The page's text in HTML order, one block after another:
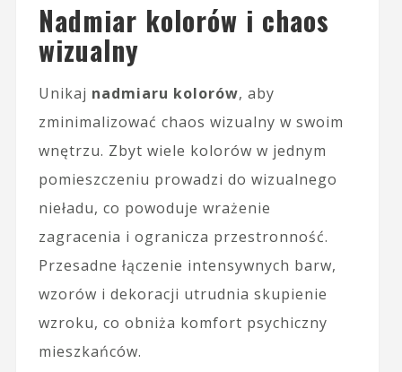
Nadmiar kolorów i chaos
wizualny
Unikaj nadmiaru kolorów, aby
zminimalizować chaos wizualny w swoim
wnętrzu. Zbyt wiele kolorów w jednym
pomieszczeniu prowadzi do wizualnego
nieładu, co powoduje wrażenie
zagracenia i ogranicza przestronność.
Przesadne łączenie intensywnych barw,
wzorów i dekoracji utrudnia skupienie
wzroku, co obniża komfort psychiczny
mieszkańców.